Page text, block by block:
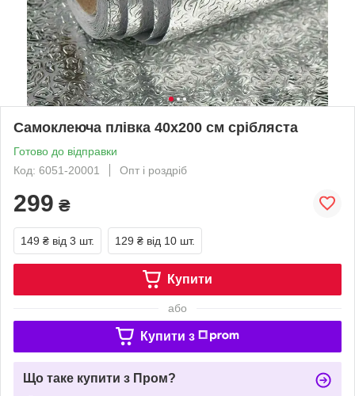
Самоклеюча плівка 40x200 см срібляста
Готово до відправки
Код: 6051-20001
Опт і роздріб
299 ₴
149 ₴ від 3 шт. 129 ₴ від 10 шт.
Купити
або
Купити з
Що таке купити з Пром?